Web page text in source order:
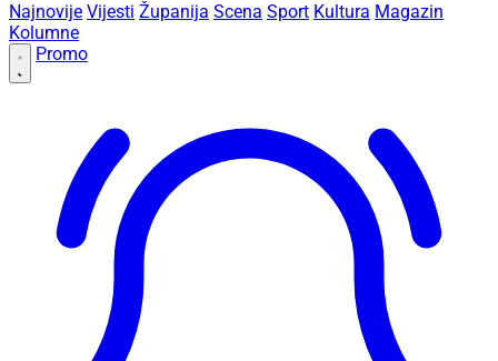
Najnovije Vijesti Županija Scena Sport Kultura Magazin
Kolumne
Promo